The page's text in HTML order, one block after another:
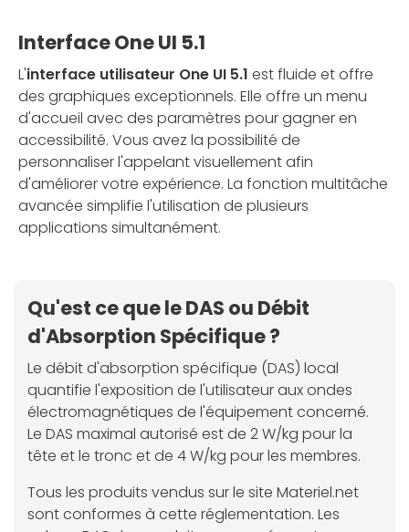
Interface One UI 5.1
L'interface utilisateur One UI 5.1 est fluide et offre
des graphiques exceptionnels. Elle offre un menu
d'accueil avec des paramètres pour gagner en
accessibilité. Vous avez la possibilité de
personnaliser l'appelant visuellement afin
d'améliorer votre expérience. La fonction multitâche
avancée simplifie l'utilisation de plusieurs
applications simultanément.
Qu'est ce que le DAS ou Débit
d'Absorption Spécifique ?
Le débit d'absorption spécifique (DAS) local
quantifie l'exposition de l'utilisateur aux ondes
électromagnétiques de l'équipement concerné.
Le DAS maximal autorisé est de 2 W/kg pour la
tête et le tronc et de 4 W/kg pour les membres.
Tous les produits vendus sur le site Materiel.net
sont conformes à cette réglementation. Les